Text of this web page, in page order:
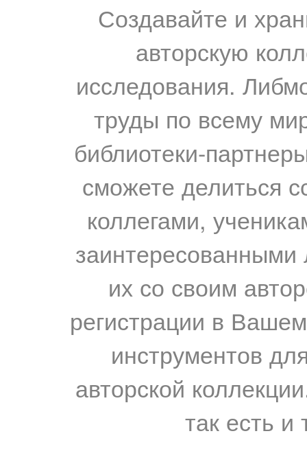
Создавайте и
авторскую
исследования.
труды по всему
библиотеки-
сможете делиться
коллегами,
их со своим
регистрации в
инструментов
авторской
так есть и